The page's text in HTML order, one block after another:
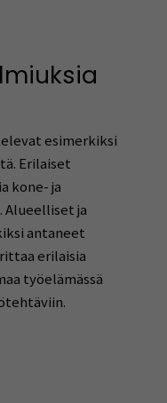
esimerkiksi
Erilaiset
kone- ja
ja
antaneet
erilaisia
työelämässä